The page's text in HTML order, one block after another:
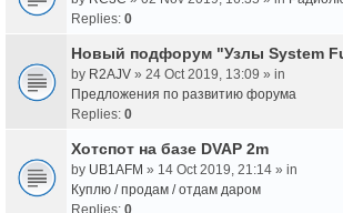
Replies: 0
Новый подфорум "Узлы System
by R2AJV » 24 Oct 2019, 13:09 » in
Предложения по развитию форума
Replies: 0
Хотспот на базе DVAP 2m
by UB1AFM » 14 Oct 2019, 21:14 » in
Куплю / продам / отдам даром
Replies: 0